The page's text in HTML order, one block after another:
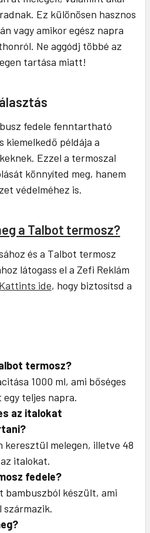
Ez különösen hasznos
vagy amikor egész napra
Ne aggódj többé az
tartása miatt!
fedele fenntartható
kiemelkedő példája a
Ezzel a termoszal
könnyíted meg, hanem
védelméhez is.
a Talbot termosz?
és a Talbot termosz
látogass el a Zefi Reklám
Kattints ide, hogy biztosítsd a
termosz?
1000 ml, ami bőséges
teljes napra.
az italokat
keresztül melegen, illetve 48
italokat.
fedele?
bambuszból készült, ami